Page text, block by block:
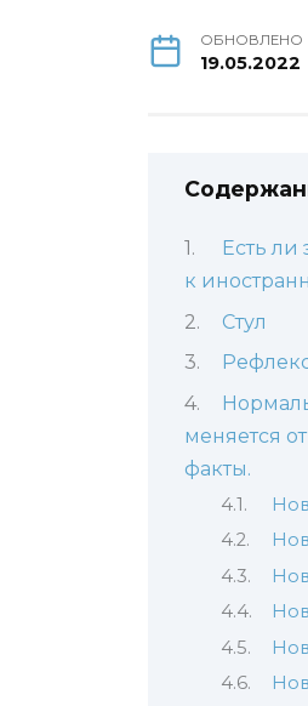
ОБНОВЛЕНО
19.05.2022
Есть
к
Стул
меняется
факты.